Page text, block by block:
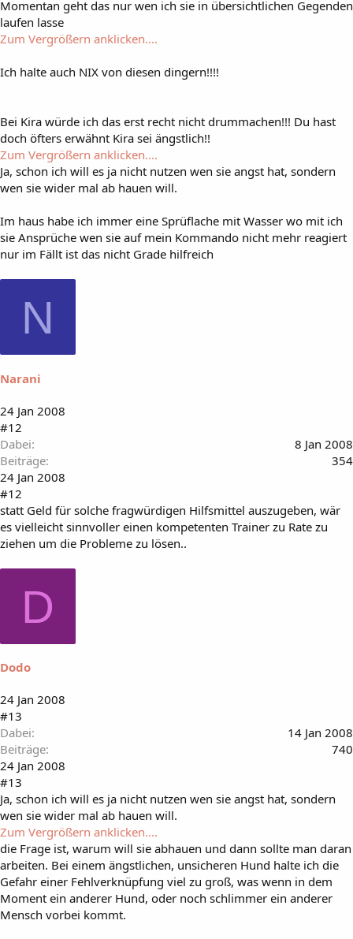
Momentan geht das nur wen ich sie in übersichtlichen Gegenden
laufen lasse
Zum Vergrößern anklicken....
Ich halte auch NIX von diesen dingern!!!!
Bei Kira würde ich das erst recht nicht drummachen!!! Du hast
doch öfters erwähnt Kira sei ängstlich!!
Zum Vergrößern anklicken....
Ja, schon ich will es ja nicht nutzen wen sie angst hat, sondern
wen sie wider mal ab hauen will.
Im haus habe ich immer eine Sprüflache mit Wasser wo mit ich
sie Ansprüche wen sie auf mein Kommando nicht mehr reagiert
nur im Fällt ist das nicht Grade hilfreich
N
Narani
24 Jan 2008
#12
Dabei
8 Jan 2008
Beiträge
354
24 Jan 2008
#12
statt Geld für solche fragwürdigen Hilfsmittel auszugeben, wär
es vielleicht sinnvoller einen kompetenten Trainer zu Rate zu
ziehen um die Probleme zu lösen..
D
Dodo
24 Jan 2008
#13
Dabei
14 Jan 2008
Beiträge
740
24 Jan 2008
#13
Ja, schon ich will es ja nicht nutzen wen sie angst hat, sondern
wen sie wider mal ab hauen will.
Zum Vergrößern anklicken....
die Frage ist, warum will sie abhauen und dann sollte man daran
arbeiten. Bei einem ängstlichen, unsicheren Hund halte ich die
Gefahr einer Fehlverknüpfung viel zu groß, was wenn in dem
Moment ein anderer Hund, oder noch schlimmer ein anderer
Mensch vorbei kommt.